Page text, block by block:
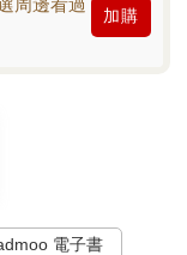
加購
電子書